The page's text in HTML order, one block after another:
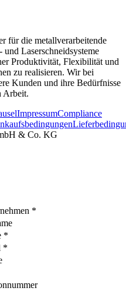
für die metallverarbeitende
Laserschneidsysteme
Produktivität, Flexibilität und
zu realisieren. Wir bei
Kunden und ihre Bedürfnisse
Arbeit.
ImpressumCompliance
& Co. KG
*
*
*